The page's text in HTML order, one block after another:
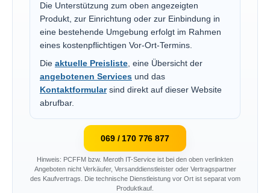
Die Unterstützung zum oben angezeigten
Produkt, zur Einrichtung oder zur Einbindung in
eine bestehende Umgebung erfolgt im Rahmen
eines kostenpflichtigen Vor-Ort-Termins.
Die aktuelle Preisliste , eine Übersicht der
angebotenen Services und das
Kontaktformularsind direkt auf dieser Website
abrufbar.
069 / 170 776 877
Hinweis: PCFFM bzw. Meroth IT-Service ist bei den oben verlinkten
Angeboten nicht Verkäufer, Versanddienstleister oder Vertragspartner
des Kaufvertrags. Die technische Dienstleistung vor Ort ist separat vom
Produktkauf.